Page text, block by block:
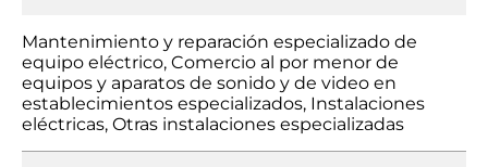
Mantenimiento y reparación especializado de
equipo eléctrico, Comercio al por menor de
equipos y aparatos de sonido y de video en
establecimientos especializados, Instalaciones
eléctricas, Otras instalaciones especializadas